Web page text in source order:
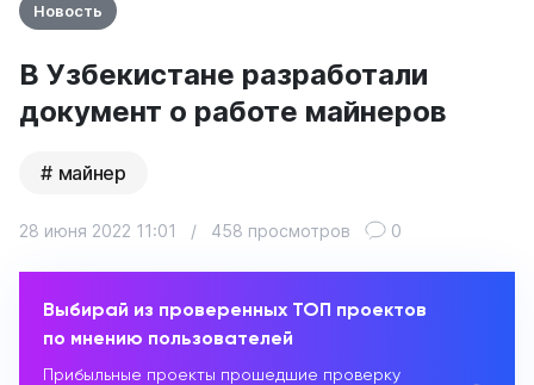
Новость
В Узбекистане разработали
документ о работе майнеров
майнер
28 июня 2022 11:01 / 458 просмотров 0
Выбирай из проверенных ТОП проектов
по мнению пользователей
Прибыльные проекты прошедшие проверку